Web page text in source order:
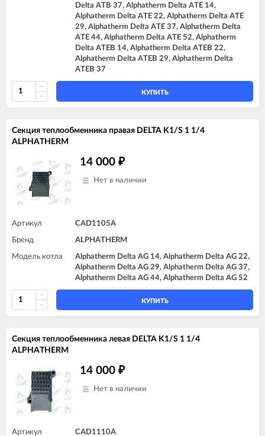
Delta ATB 37, Alphatherm Delta ATE 14,
Alphatherm Delta ATE 22, Alphatherm Delta ATE
29, Alphatherm Delta ATE 37, Alphatherm Delta
ATE 44, Alphatherm Delta ATE 52, Alphatherm
Delta ATEB 14, Alphatherm Delta ATEB 22,
Alphatherm Delta ATEB 29, Alphatherm Delta
ATEB 37
КУПИТЬ
Секция теплообменника правая DELTA K1/S 1 1/4
ALPHATHERM
14 000 ₽
Нет в наличии
Артикул CAD1105A
Бренд ALPHATHERM
Модель котла
Alphatherm Delta AG 14, Alphatherm Delta AG 22,
Alphatherm Delta AG 29, Alphatherm Delta AG 37,
Alphatherm Delta AG 44, Alphatherm Delta AG 52
КУПИТЬ
Секция теплообменника левая DELTA K1/S 1 1/4
ALPHATHERM
14 000 ₽
Нет в наличии
Артикул CAD1110A